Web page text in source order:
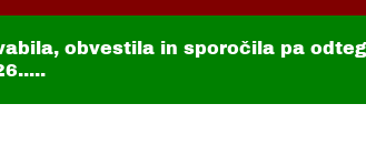
obvestila in sporočila pa